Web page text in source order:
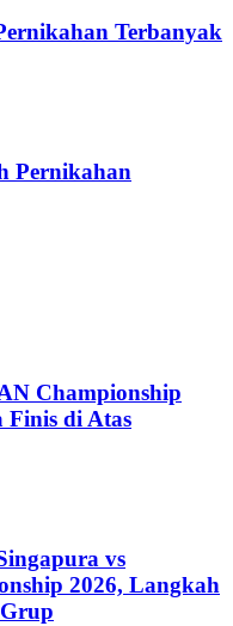
Terbanyak
Pernikahan
Championship
Finis di Atas
vs
2026, Langkah